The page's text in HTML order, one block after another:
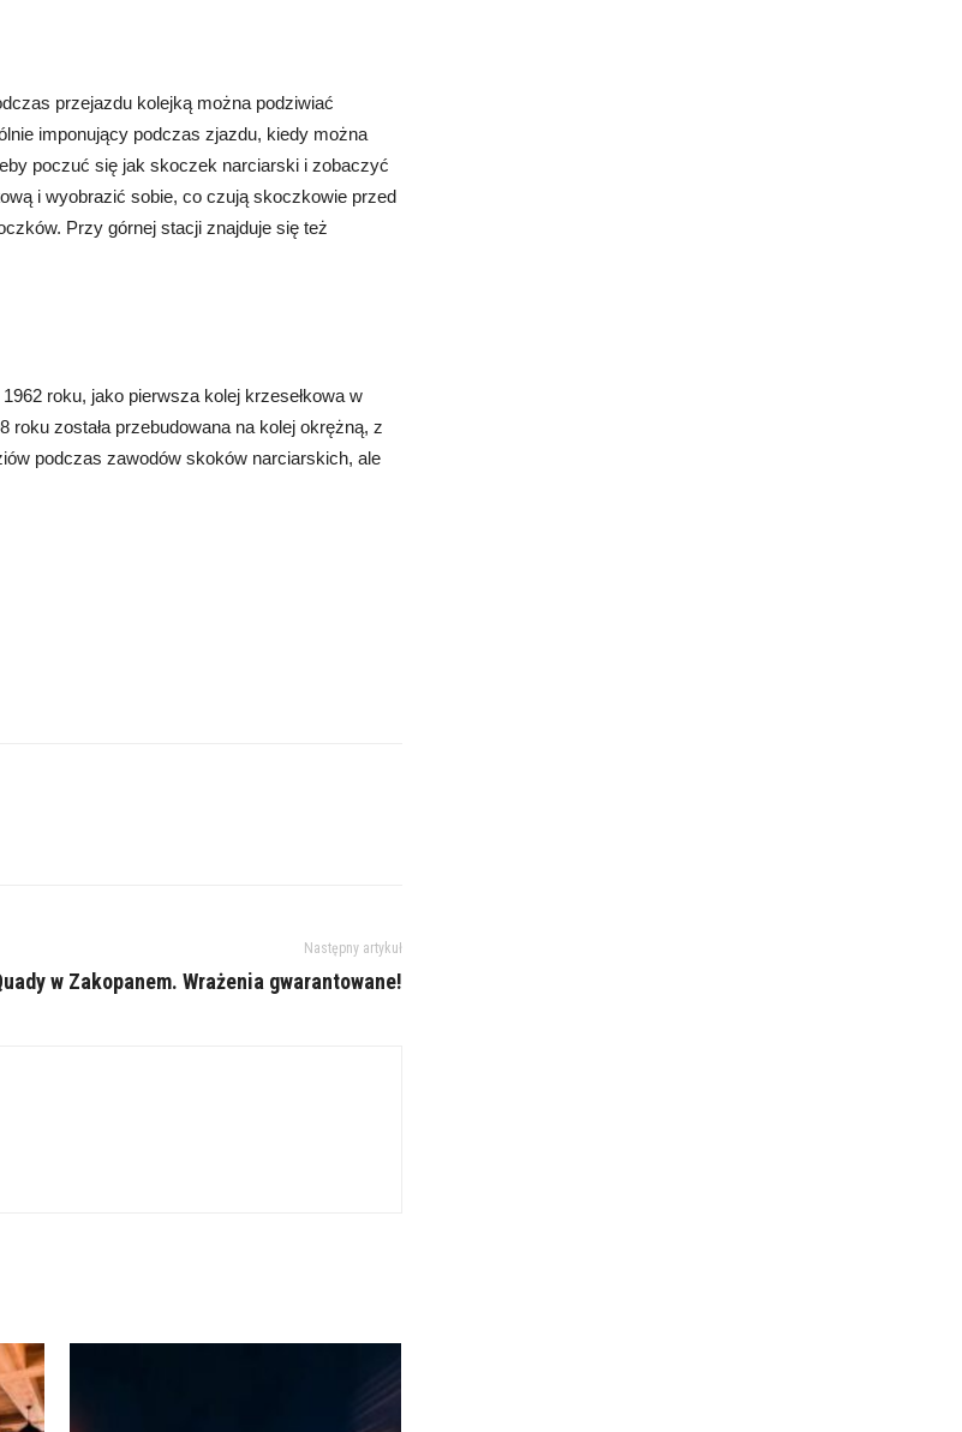
przejazdu kolejką można podziwiać
imponujący podczas zjazdu, kiedy można
poczuć się jak skoczek narciarski i zobaczyć
i wyobrazić sobie, co czują skoczkowie przed
Przy górnej stacji znajduje się też
roku, jako pierwsza kolej krzesełkowa w
roku została przebudowana na kolej okrężną, z
podczas zawodów skoków narciarskich, ale
Następny artykuł
w Zakopanem. Wrażenia gwarantowane!